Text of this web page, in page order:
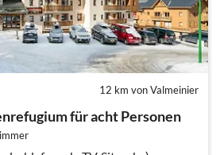
12 km von Valmeinier
für acht Personen